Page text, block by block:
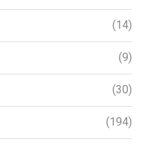
(14)
(9)
(30)
(194)